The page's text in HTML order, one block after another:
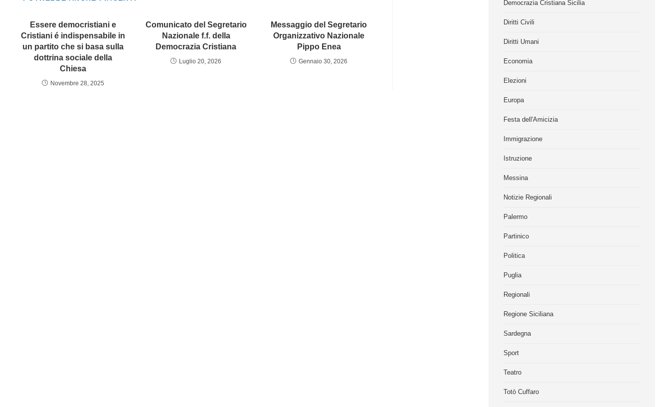
Essere democristiani e
Cristiani é indispensabile in
un partito che si basa sulla
dottrina sociale della
Chiesa
Novembre 28, 2025
Comunicato del Segretario
Nazionale f.f. della
Democrazia Cristiana
Luglio 20, 2026
Messaggio del Segretario
Organizzativo Nazionale
Pippo Enea
Gennaio 30, 2026
Democrazia Cristiana Sicilia
Diritti Civili
Diritti Umani
Economia
Elezioni
Europa
Festa dell'Amicizia
Immigrazione
Istruzione
Messina
Notizie Regionali
Palermo
Partinico
Politica
Puglia
Regionali
Regione Siciliana
Sardegna
Sport
Teatro
Totò Cuffaro